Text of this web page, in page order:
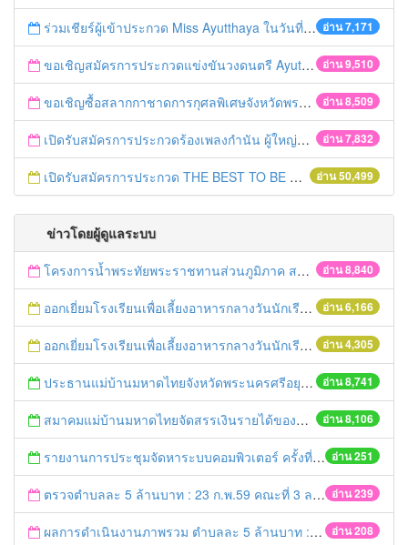
อ่าน 7,171
ร่วมเชียร์ผู้เข้าประกวด Miss Ayutthaya ในวันที่ 15 ธันวาคม 2560
อ่าน 9,510
ขอเชิญสมัครการประกวดแข่งขันวงดนตรี Ayutthaya battle of the bands
อ่าน 8,509
ขอเชิญซื้อสลากกาชาดการกุศลพิเศษจังหวัดพระนครศรีอยุธยา 2560
อ่าน 7,832
เปิดรับสมัครการประกวดร้องเพลงกำนัน ผู้ใหญ่บ้าน ฯลฯ
อ่าน 50,499
เปิดรับสมัครการประกวด THE BEST TO BE NUMBER ONE
ข่าวโดยผู้ดูแลระบบ
อ่าน 8,840
โครงการน้ำพระทัยพระราชทานส่วนภูมิภาค สภาสังคมสงเคราะห์แห่งประเทศไทย ในพระบรมราชูปถัมภ์ ประจำปี 2559
อ่าน 6,166
ออกเยี่ยมโรงเรียนเพื่อเลี้ยงอาหารกลางวันนักเรียนโรงเรียนที่อยู่ห่างไกลในพื้นที่ จ.พระนครศรีอยุธยา (โรงเรียนวัดลำตะเคียน)
อ่าน 4,305
ออกเยี่ยมโรงเรียนเพื่อเลี้ยงอาหารกลางวันนักเรียนโรงเรียนที่อยู่ห่างไกลในพื้นที่ จ.พระนครศรีอยุธยา (โรงเรียนวัดสนามทอง)
อ่าน 8,741
ประธานแม่บ้านมหาดไทยจังหวัดพระนครศรีอยุธยา และคณะฯ ออกเยี่ยมเยาวชนที่ได้รับทุนจากมูลนิธิร่วมจิตต์น้อมเกล้าฯ ปีการศึกษา 2558
อ่าน 8,106
สมาคมแม่บ้านมหาดไทยจัดสรรเงินรายได้ของสมาคมฯมอบทุนการศึกษา ประจำปี 2559
อ่าน 251
รายงานการประชุมจัดหาระบบคอมพิวเตอร์ ครั้งที่ 1 / 2559
อ่าน 239
ตรวจตำบลละ 5 ล้านบาท : 23 ก.พ.59 คณะที่ 3 ลงพื้นที่ อ.บางปะอิน
อ่าน 208
ผลการดำเนินงานภาพรวม ตำบลละ 5 ล้านบาท : 21 ก.พ. 59 เวลา 20.20 น.